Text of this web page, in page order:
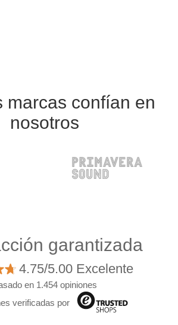
marcas confían en
nosotros
garantizada
4.75/5.00 Excelente
en 1.454 opiniones
verificadas por